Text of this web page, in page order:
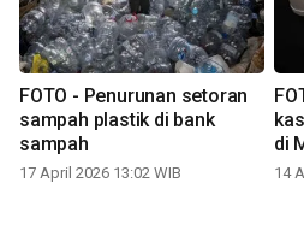
FOTO - Penurunan setoran
sampah plastik di bank
sampah
17 April 2026 13:02 WIB
di
14